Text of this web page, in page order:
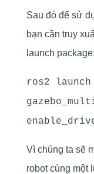
Sau đó để sử
bạn cần truy
launch package:
ros2
Vì chúng ta sẽ
robot cùng một